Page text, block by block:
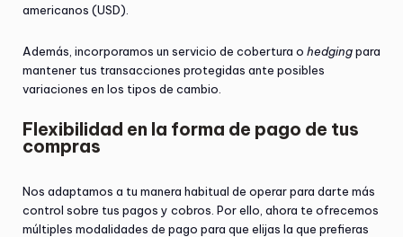
americanos (USD).
Además, incorporamos un servicio de cobertura o hedgingpara
mantener tus transacciones protegidas ante posibles
variaciones en los tipos de cambio.
Flexibilidad en la forma de pago de tus
compras
Nos adaptamos a tu manera habitual de operar para darte más
control sobre tus pagos y cobros. Por ello, ahora te ofrecemos
múltiples modalidades de pago para que elijas la que prefieras